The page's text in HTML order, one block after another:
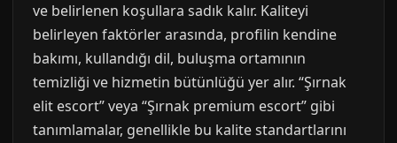
ve belirlenen koşullara sadık kalır. Kaliteyi
belirleyen faktörler arasında, profilin kendine
bakımı, kullandığı dil, buluşma ortamının
temizliği ve hizmetin bütünlüğü yer alır. “Şırnak
elit escort” veya “Şırnak premium escort” gibi
tanımlamalar, genellikle bu kalite standartlarını